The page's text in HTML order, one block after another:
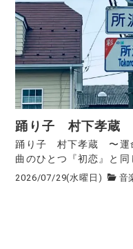
踊り子 村下孝蔵
踊り子 村下孝蔵 〜運
曲のひとつ『初恋』と同
2026/07/29(水曜日) 音